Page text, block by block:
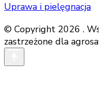
Uprawa i pielęgnacja
© Copyright 2026 .
zastrzeżone dla